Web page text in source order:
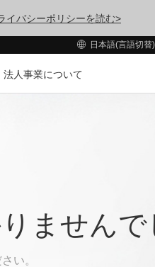
イバシーポリシーを読む>
日本語(言語切替)
法人事業について
ませんで
い。